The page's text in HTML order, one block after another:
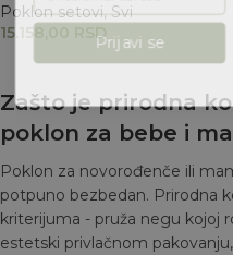
Poklon setovi, Svi
15.158,00
RSD
Zašto je prirodna
poklon za bebe i
Poklon za novorođenče ili
potpuno bezbedan. Prirodna
kriterijuma - pruža negu kojoj
estetski privlačnom
Prijavi se